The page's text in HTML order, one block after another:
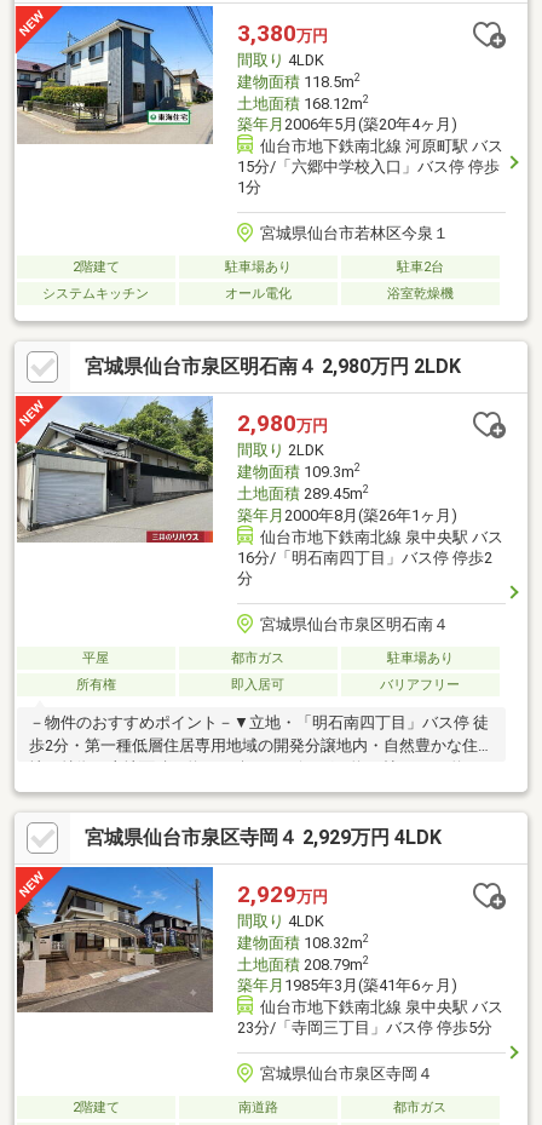
3,380万円
間取り 4LDK
建物面積118.5m2
土地面積168.12m2
築年月 2006年5月(築20年4ヶ月)
仙台市地下鉄南北線 河原町駅 バス
15分/「六郷中学校入口」バス停 停歩
1分
宮城県仙台市若林区今泉１
2階建て 駐車場あり
駐車2台
システムキッチン
オール電化 浴室乾燥機
宮城県仙台市泉区明石南４ 2,980万円 2LDK
2,980万円
間取り 2LDK
建物面積109.3m2
土地面積289.45m2
築年月 2000年8月(築26年1ヶ月)
仙台市地下鉄南北線 泉中央駅 バス
16分/「明石南四丁目」バス停 停歩2
分
宮城県仙台市泉区明石南４
平屋 都市ガス
駐車場あり
所有権
即入居可 バリアフリー
－物件のおすすめポイント－▼立地・「明石南四丁目」バス停 徒
歩2分・第一種低層住居専用地域の開発分譲地内・自然豊かな住宅
地▼特徴・土地面積は約87.55坪・リビングは約13帖・DKは約10
帖の広さ・キッチンは3WAY仕様、床下収納・勝手口有・和室2間
の広さはそれぞれ約8.7帖・約10帖・防犯・防寒・防音に配慮され
た雨戸付・シャッター付車庫有(車種による)・前面道路は幅員約
6m公道・即引渡し可能(残金精算後)▼設備・TVモニタ付インター
ホン■ ご希望の住まい探しをお手伝いします ━━━━━・・・物
件の詳細・ご相談はお気軽にお問い合わせください。
宮城県仙台市泉区寺岡４ 2,929万円 4LDK
2,929万円
間取り 4LDK
建物面積108.32m2
土地面積208.79m2
築年月 1985年3月(築41年6ヶ月)
仙台市地下鉄南北線 泉中央駅 バス
23分/「寺岡三丁目」バス停 停歩5分
宮城県仙台市泉区寺岡４
2階建て 南道路
都市ガス